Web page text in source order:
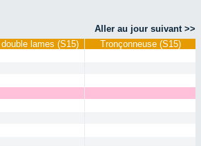
Aller au jour suivant >>
lames (S15)
Tronçonneuse (S15)